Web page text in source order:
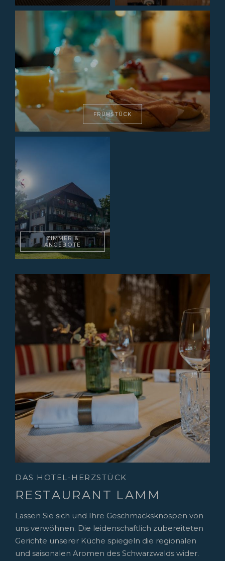
FRÜHSTÜCK
ZIMMER &
ANGEBOTE
DAS HOTEL-HERZSTÜCK
RESTAURANT LAMM
Lassen Sie sich und Ihre Geschmacksknospen von
uns verwöhnen. Die leidenschaftlich zubereiteten
Gerichte unserer Küche spiegeln die regionalen
und saisonalen Aromen des Schwarzwalds wider.